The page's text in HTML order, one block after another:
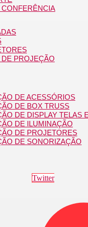
PROJEÇÃO
DE ACESSÓRIOS
DE BOX TRUSS
DE DISPLAY TELAS
DE ILUMINAÇÃO
DE PROJETORES
DE SONORIZAÇÃO
Twitter